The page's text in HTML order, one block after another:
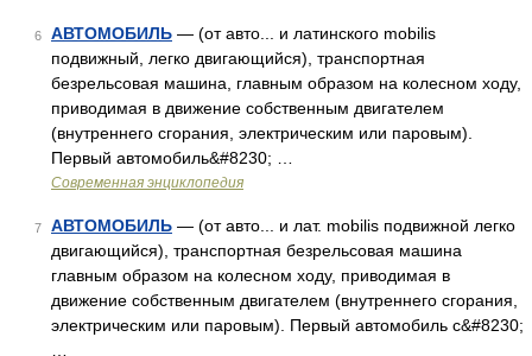
6 АВТОМОБИЛЬ — (от авто... и латинского mobilis
подвижный, легко двигающийся), транспортная
безрельсовая машина, главным образом на колесном ходу,
приводимая в движение собственным двигателем
(внутреннего сгорания, электрическим или паровым).
Первый автомобиль&#8230; …
Современная энциклопедия
7 АВТОМОБИЛЬ — (от авто... и лат. mobilis подвижной легко
двигающийся), транспортная безрельсовая машина
главным образом на колесном ходу, приводимая в
движение собственным двигателем (внутреннего сгорания,
электрическим или паровым). Первый автомобиль с&#8230;